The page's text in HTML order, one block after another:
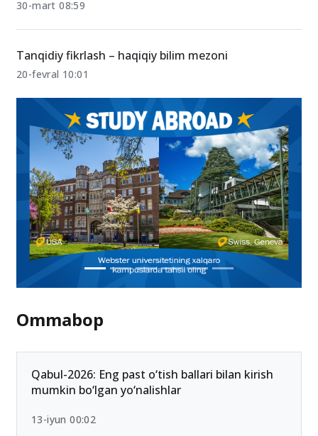
Ochilib-yopiladigan eshiklar
30-mart 08:59
20-fevral 10:01
Ommabop
Qabul-2026: Eng past o‘tish ballari bilan kirish